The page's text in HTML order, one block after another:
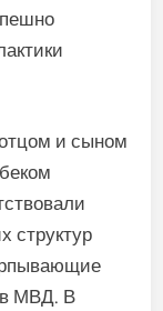
и сыном
структур
МВД. В